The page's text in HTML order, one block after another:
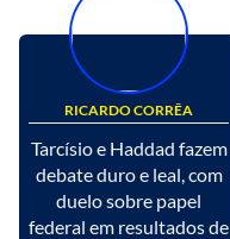
RICARDO CORRÊA
Tarcísio e Haddad fazem
debate duro e leal, com
duelo sobre papel
federal em resultados de